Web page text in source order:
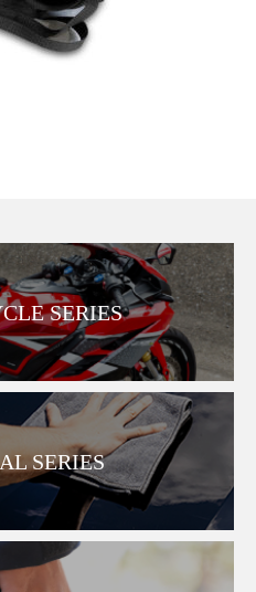
SERIES
SERIES